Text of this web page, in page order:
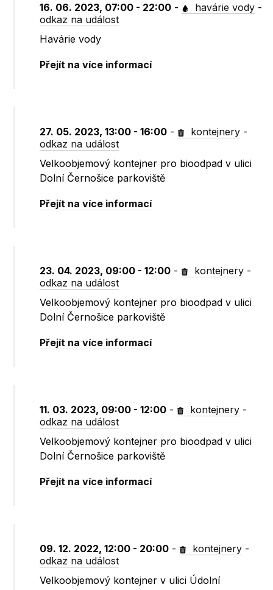
16. 06. 2023, 07:00 - 22:00 - havárie vody -
odkaz na událost
Havárie vody
Přejít na více informací
27. 05. 2023, 13:00 - 16:00 - kontejnery -
odkaz na událost
Velkoobjemový kontejner pro bioodpad v ulici
Dolní Černošice parkoviště
Přejít na více informací
23. 04. 2023, 09:00 - 12:00 - kontejnery -
odkaz na událost
Velkoobjemový kontejner pro bioodpad v ulici
Dolní Černošice parkoviště
Přejít na více informací
11. 03. 2023, 09:00 - 12:00 - kontejnery -
odkaz na událost
Velkoobjemový kontejner pro bioodpad v ulici
Dolní Černošice parkoviště
Přejít na více informací
09. 12. 2022, 12:00 - 20:00 - kontejnery -
odkaz na událost
Velkoobjemový kontejner v ulici Údolní